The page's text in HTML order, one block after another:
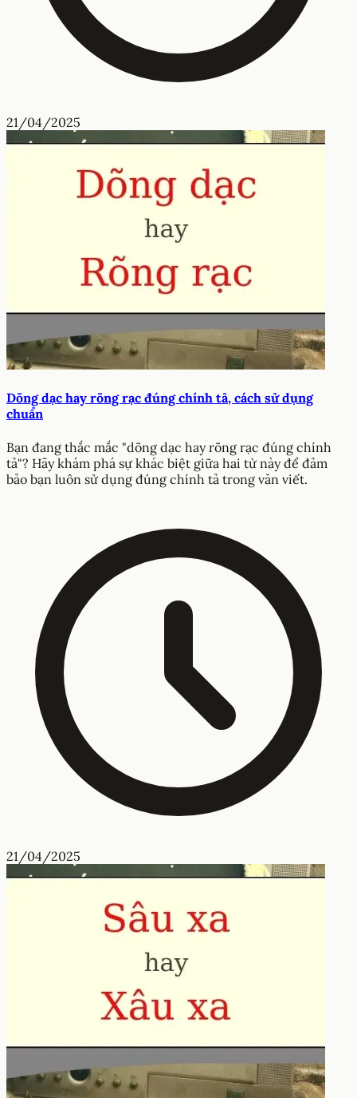
21/04/2025
Dõng dạc hay rõng rạc đúng chính tả, cách sử dụng
chuẩn
Bạn đang thắc mắc "dõng dạc hay rõng rạc đúng chính
tả"? Hãy khám phá sự khác biệt giữa hai từ này để đảm
bảo bạn luôn sử dụng đúng chính tả trong văn viết.
21/04/2025